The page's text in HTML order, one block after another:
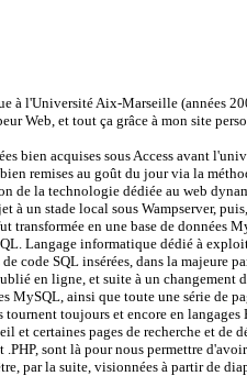
à l'Université Aix-Marseille (années
Web, et tout ça grâce à mon site
bien acquises sous Access avant
remises au goût du jour via la
de la technologie dédiée au web
à un stade local sous Wampserver,
transformée en une base de données
Langage informatique dédié à
code SQL insérées, dans la majeure
en ligne, et suite à un changement
MySQL, ainsi que toute une série de
tournent toujours et encore en
et certaines pages de recherche et de
.PHP, sont là pour nous permettre
par la suite, visionnées à partir de